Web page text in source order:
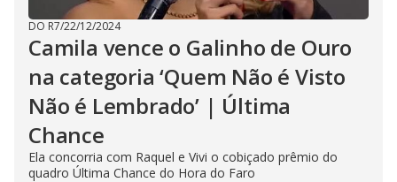
DO R7/22/12/2024
Camila vence o Galinho de Ouro
na categoria ‘Quem Não é Visto
Não é Lembrado’ | Última
Chance
Ela concorria com Raquel e Vivi o cobiçado prêmio do
quadro Última Chance do Hora do Faro